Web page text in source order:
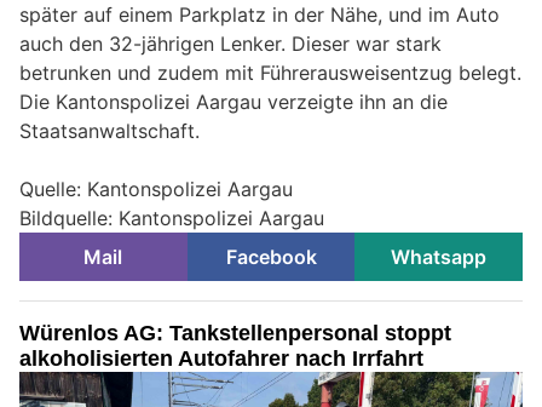
später auf einem Parkplatz in der Nähe, und im Auto
auch den 32-jährigen Lenker. Dieser war stark
betrunken und zudem mit Führerausweisentzug belegt.
Die Kantonspolizei Aargau verzeigte ihn an die
Staatsanwaltschaft.
Quelle: Kantonspolizei Aargau
Bildquelle: Kantonspolizei Aargau
Mail
Facebook Whatsapp
Würenlos AG: Tankstellenpersonal stoppt
alkoholisierten Autofahrer nach Irrfahrt